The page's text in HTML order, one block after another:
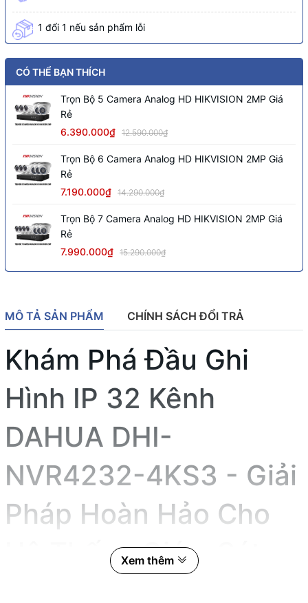
1 đổi 1 nếu sản phẩm lỗi
CÓ THỂ BẠN THÍCH
Trọn Bộ 5 Camera Analog HD HIKVISION 2MP Giá
Rẻ
6.390.000₫ 12.590.000₫
Trọn Bộ 6 Camera Analog HD HIKVISION 2MP Giá
Rẻ
7.190.000₫ 14.290.000₫
Trọn Bộ 7 Camera Analog HD HIKVISION 2MP Giá
Rẻ
7.990.000₫ 15.290.000₫
MÔ TẢ SẢN PHẨM CHÍNH SÁCH ĐỔI TRẢ
Khám Phá Đầu Ghi
Hình IP 32 Kênh
DAHUA DHI-
NVR4232-4KS3 - Giải
Pháp Hoàn Hảo Cho
Hệ Thống Giám Sát
Xem thêm